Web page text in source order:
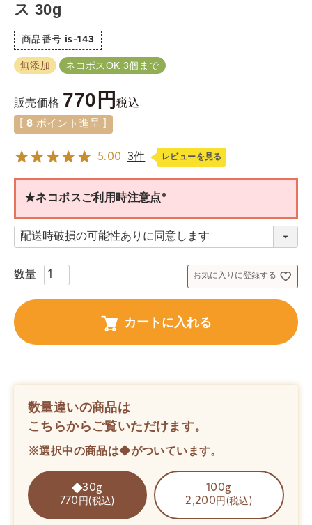
ス 30g
商品番号 is-143
無添加 ネコポスOK 3個まで
販売価格 770 税込
8 ポイント進呈 ]
5.00 3件 レビューを見る
★ネコポスご利用時注意点
(
必
須
お気に入りに登録する
カートに入れる
数量違いの商品は
こちらからご覧いただけます。
※選択中の商品は◆がついています。
30g
770 円(税込)
100g
2,200 円(税込)